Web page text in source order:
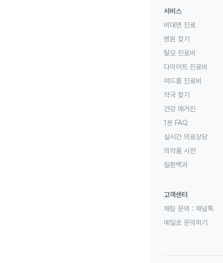
서비스
비대면 진료
병원 찾기
탈모 진료비
다이어트 진료비
여드름 진료비
약국 찾기
건강 매거진
1분 FAQ
실시간 의료상담
의약품 사전
질환백과
고객센터
채팅 문의 : 채널톡
메일로 문의하기